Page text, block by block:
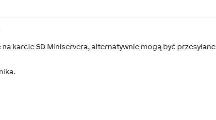
karcie SD Miniservera, alternatywnie mogą być przesyłane